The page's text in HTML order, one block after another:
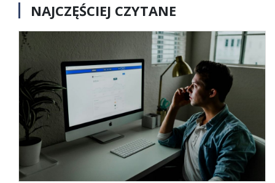
NAJCZĘŚCIEJ CZYTANE